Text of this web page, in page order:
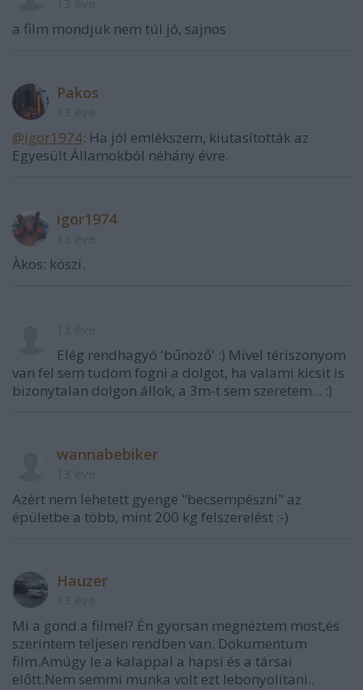
a film mondjuk nem túl jó, sajnos
Pakos
@igor1974: Ha jól emlékszem, kiutasították az
Egyesült Államokból néhány évre.
igor1974
Àkos: köszi.
Elég rendhagyó 'bűnöző' :) Mivel tériszonyom
van fel sem tudom fogni a dolgot, ha valami kicsit is
bizonytalan dolgon állok, a 3m-t sem szeretem... :)
wannabebiker
Azért nem lehetett gyenge "becsempészni" az
épületbe a több, mint 200 kg felszerelést :-)
Hauzer
Mi a gond a filmel? Én gyorsan megnéztem most,és
szerintem teljesen rendben van. Dokumentum
film.Amúgy le a kalappal a hapsi és a társai
előtt.Nem semmi munka volt ezt lebonyolítani..